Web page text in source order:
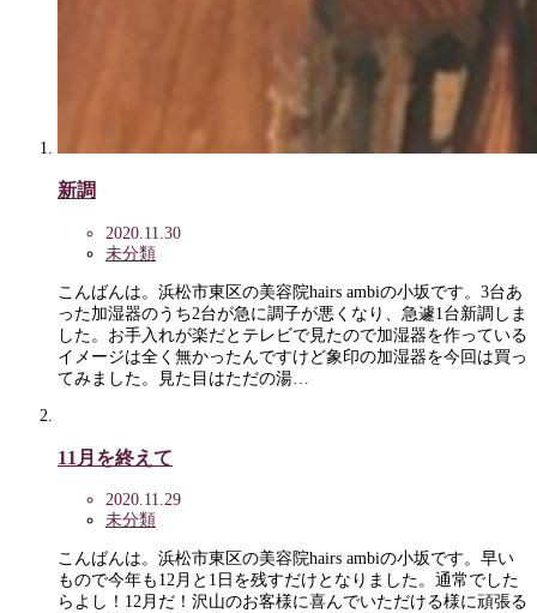
新調
2020.11.30
未分類
こんばんは。浜松市東区の美容院hairs ambiの小坂です。3台あ
った加湿器のうち2台が急に調子が悪くなり、急遽1台新調しま
した。お手入れが楽だとテレビで見たので加湿器を作っている
イメージは全く無かったんですけど象印の加湿器を今回は買っ
てみました。見た目はただの湯…
11月を終えて
2020.11.29
未分類
こんばんは。浜松市東区の美容院hairs ambiの小坂です。早い
もので今年も12月と1日を残すだけとなりました。通常でした
らよし！12月だ！沢山のお客様に喜んでいただける様に頑張る